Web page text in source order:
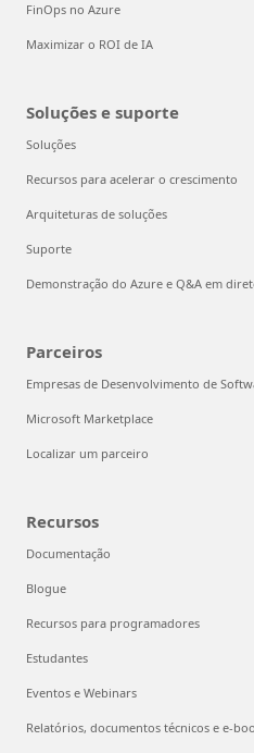
FinOps no Azure
Maximizar o ROI de IA
Soluções e suporte
Soluções
Recursos para acelerar o crescimento
Arquiteturas de soluções
Suporte
Demonstração do Azure e Q&A em
Parceiros
Empresas de Desenvolvimento de
Microsoft Marketplace
Localizar um parceiro
Recursos
Documentação
Blogue
Recursos para programadores
Estudantes
Eventos e Webinars
Relatórios, documentos técnicos e e-